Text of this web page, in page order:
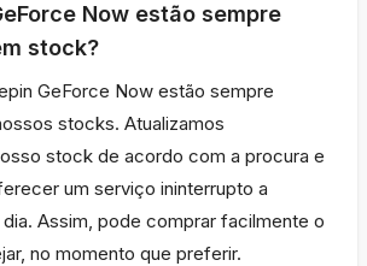
Now estão sempre
stock?
GeForce Now estão sempre
stocks. Atualizamos
stock de acordo com a procura e
um serviço ininterrupto a
Assim, pode comprar facilmente o
no momento que preferir.